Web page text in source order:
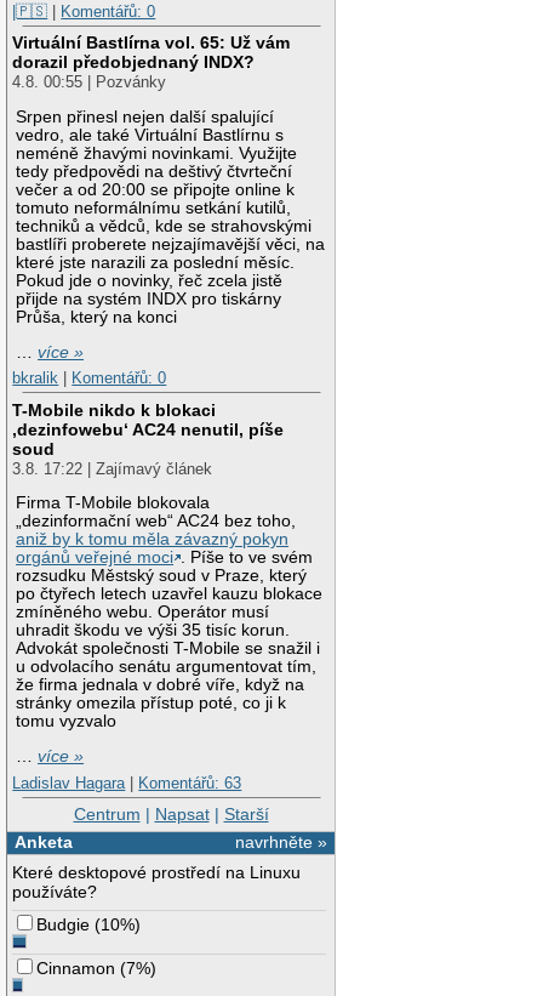
|🇵🇸 | Komentářů: 0
Virtuální Bastlírna vol. 65: Už vám
dorazil předobjednaný INDX?
4.8. 00:55 | Pozvánky
Srpen přinesl nejen další spalující
vedro, ale také Virtuální Bastlírnu s
neméně žhavými novinkami. Využijte
tedy předpovědi na deštivý čtvrteční
večer a od 20:00 se připojte online k
tomuto neformálnímu setkání kutilů,
techniků a vědců, kde se strahovskými
bastlíři proberete nejzajímavější věci, na
které jste narazili za poslední měsíc.
Pokud jde o novinky, řeč zcela jistě
přijde na systém INDX pro tiskárny
Průša, který na konci
…více »
bkralik
Komentářů: 0
T-Mobile nikdo k blokaci
‚dezinfowebu‘ AC24 nenutil, píše
soud
3.8. 17:22 | Zajímavý článek
Firma T-Mobile blokovala
„dezinformační web“ AC24 bez toho,
aniž by k tomu měla závazný pokyn
orgánů veřejné moci . Píše to ve svém
rozsudku Městský soud v Praze, který
po čtyřech letech uzavřel kauzu blokace
zmíněného webu. Operátor musí
uhradit škodu ve výši 35 tisíc korun.
Advokát společnosti T-Mobile se snažil i
u odvolacího senátu argumentovat tím,
že firma jednala v dobré víře, když na
stránky omezila přístup poté, co ji k
tomu vyzvalo
…více »
Ladislav Hagara | Komentářů: 63
Centrum | Napsat| Starší
navrhněte »
Anketa
Které desktopové prostředí na Linuxu
používáte?
Budgie (10%)
Cinnamon (7%)